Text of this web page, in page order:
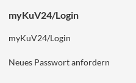
myKuV24/Login
myKuV24/Login
Neues Passwort anfordern